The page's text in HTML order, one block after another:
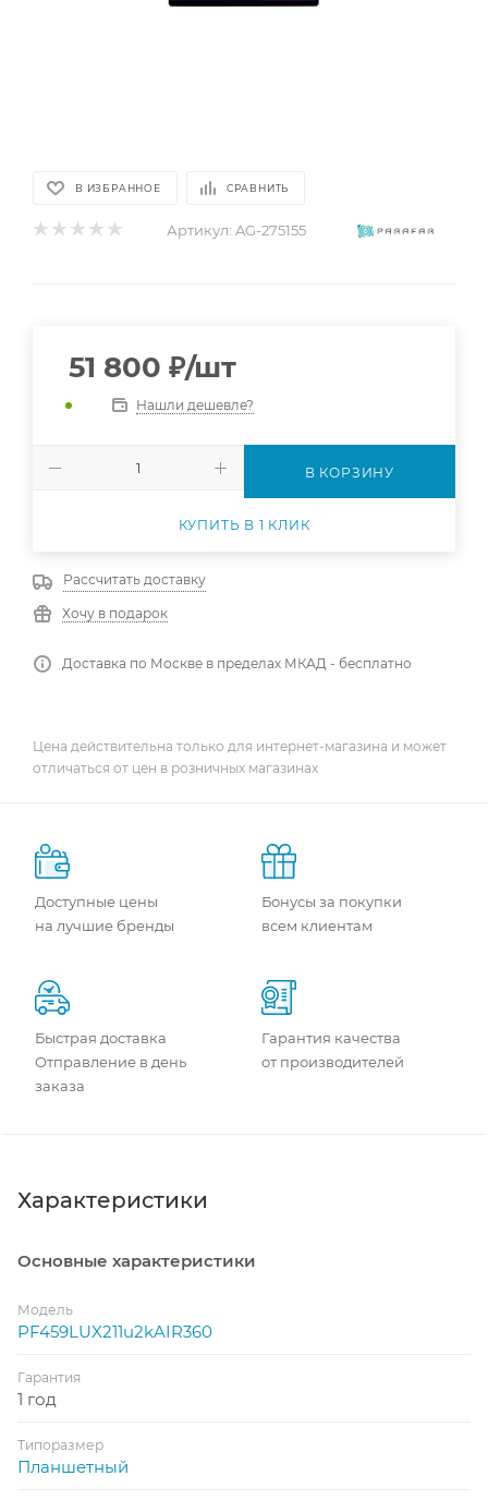
В ИЗБРАННОЕ СРАВНИТЬ
Артикул: AG-275155
51 800 ₽/шт
Нашли дешевле?
В КОРЗИНУ
КУПИТЬ В 1 КЛИК
Рассчитать доставку
Хочу в подарок
Доставка по Москве в пределах МКАД - бесплатно
Цена действительна только для интернет-магазина и может
отличаться от цен в розничных магазинах
Доступные цены
на лучшие бренды
Бонусы за покупки
всем клиентам
Быстрая доставка
Отправление в день
заказа
Гарантия качества
от производителей
Характеристики
Основные характеристики
Модель
PF459LUX211u2kAIR360
Гарантия
1 год
Типоразмер
Планшетный